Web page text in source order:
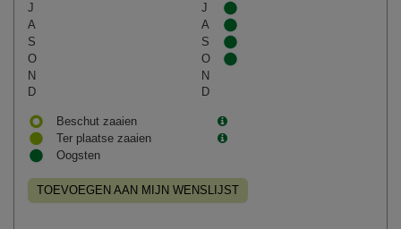
J
J
A
A
S
S
O
O
N
N
D
D
Beschut zaaien
Ter plaatse zaaien
Oogsten
TOEVOEGEN AAN MIJN WENSLIJST